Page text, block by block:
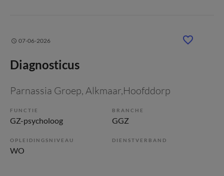
07-06-2026
Diagnosticus
Parnassia Groep, Alkmaar,Hoofddorp
FUNCTIE
GZ-psycholoog
BRANCHE
GGZ
OPLEIDINGSNIVEAU
WO
DIENSTVERBAND